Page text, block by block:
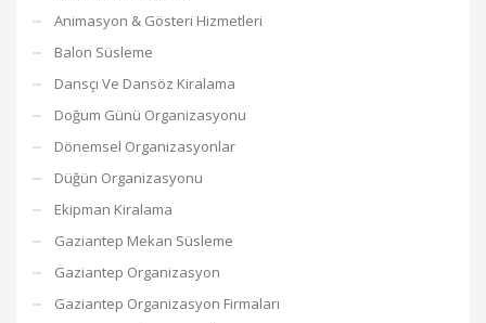
Animasyon & Gösteri Hizmetleri
Balon Süsleme
Dansçı Ve Dansöz Kiralama
Doğum Günü Organizasyonu
Dönemsel Organizasyonlar
Düğün Organizasyonu
Ekipman Kiralama
Gaziantep Mekan Süsleme
Gaziantep Organizasyon
Gaziantep Organizasyon Firmaları